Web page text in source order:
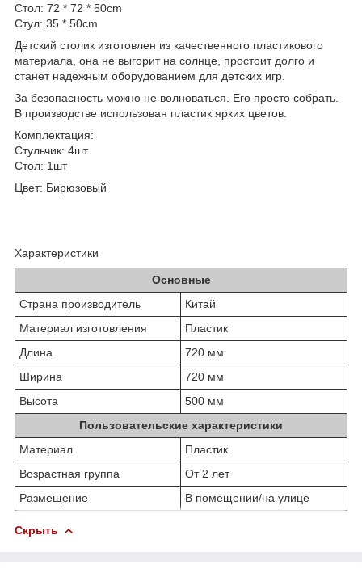
Стол: 72 * 72 * 50cm
Стул: 35 * 50cm
Детский столик изготовлен из качественного пластикового
материала, она не выгорит на солнце, простоит долго и
станет надежным оборудованием для детских игр.
За безопасность можно не волноваться. Его просто собрать.
В производстве использован пластик ярких цветов.
Комплектация:
Стульчик: 4шт.
Стол: 1шт
Цвет: Бирюзовый
Характеристики
Основные
Страна производитель
Китай
Материал изготовления
Пластик
Длина
720 мм
Ширина
720 мм
Высота
500 мм
Пользовательские характеристики
Материал
Пластик
Возрастная группа
От 2 лет
Размещение
В помещении/на улице
Скрыть